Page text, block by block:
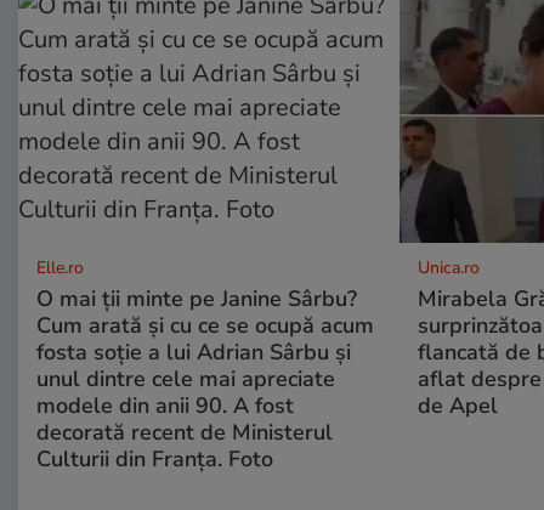
Elle.ro
O mai ții minte pe Janine Sârbu?
Cum arată și cu ce se ocupă acum
fosta soție a lui Adrian Sârbu și
unul dintre cele mai apreciate
modele din anii 90. A fost
decorată recent de Ministerul
Culturii din Franța. Foto
Unica.ro
Mirabela
flancată de
aflat
de Apel